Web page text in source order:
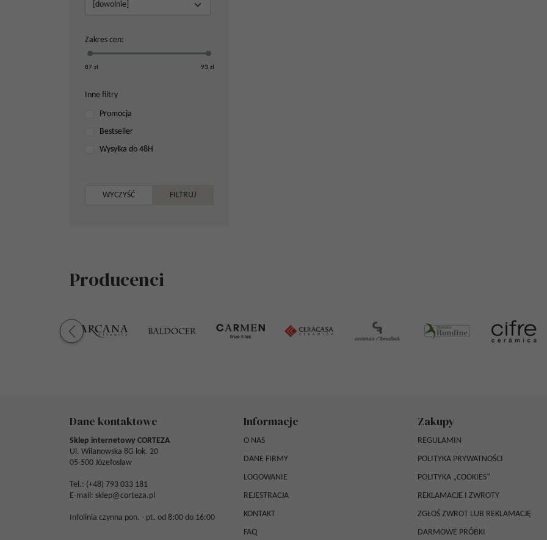
Zakres cen:
87 zł 93 zł
Inne filtry
Promocja
Bestseller
Wysyłka do 48H
Producenci
Dane kontaktowe
Sklep internetowy CORTEZA
Ul. Wilanowska 8G lok. 20
05-500 Józefosław
Tel.: (+48) 793 033 181
E-mail: sklep@corteza.pl
Infolinia czynna pon. - pt. od 8:00 do 16:00
Informacje
O NAS
DANE FIRMY
LOGOWANIE
REJESTRACJA
KONTAKT
FAQ
Zakupy
REGULAMIN
POLITYKA PRYWATNOŚCI
POLITYKA „COOKIES”
REKLAMACJE I ZWROTY
ZGŁOŚ ZWROT LUB REKLAMACJĘ
DARMOWE PRÓBKI